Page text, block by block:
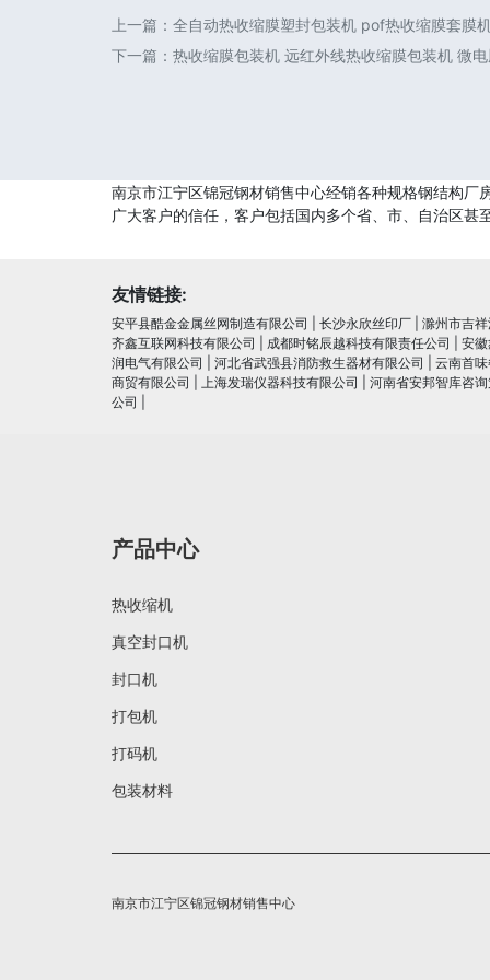
上一篇： 全自动热收缩膜塑封包装机 pof热收缩膜套膜
下一篇： 热收缩膜包装机 远红外线热收缩膜包装机 微
南京市江宁区锦冠钢材销售中心经销各种规格钢结构
广大客户的信任，客户包括国内多个省、市、自治区甚
友情链接:
安平县酷金金属丝网制造有限公司 长沙永欣丝印厂
滁州市吉
齐鑫互联网科技有限公司
成都时铭辰越科技有限责任公司
安
润电⽓有限公司
河北省武强县消防救生器材有限公司
云南首
商贸有限公司
上海发瑞仪器科技有限公司
河南省安邦智库咨
公司
产品中心
热收缩机
真空封口机
封口机
打包机
打码机
包装材料
南京市江宁区锦冠钢材销售中心